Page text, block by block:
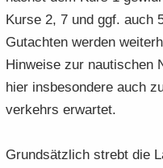
Kurse 2, 7 und ggf. auch
Gut­ach­ten wer­den
Hin­wei­se zur nau­ti­schen
hier ins­be­son­de­re auch
ver­kehrs er­war­tet.
Grund­sätz­lich strebt die